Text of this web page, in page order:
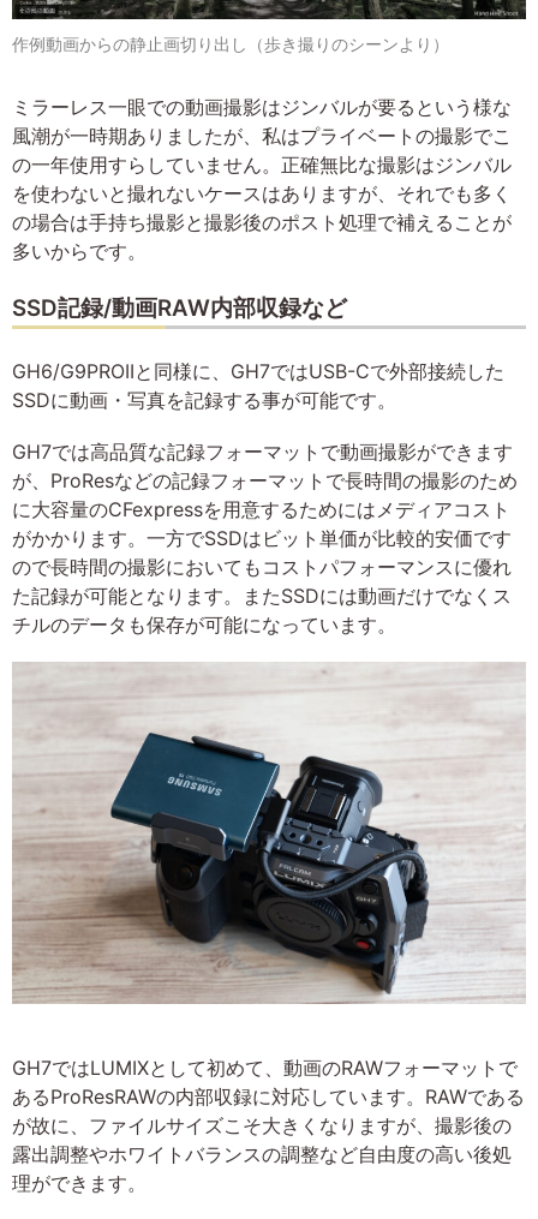
作例動画からの静止画切り出し（歩き撮りのシーンより）
ミラーレス一眼での動画撮影はジンバルが要るという様な
風潮が一時期ありましたが、私はプライベートの撮影でこ
の一年使用すらしていません。正確無比な撮影はジンバル
を使わないと撮れないケースはありますが、それでも多く
の場合は手持ち撮影と撮影後のポスト処理で補えることが
多いからです。
SSD記録/動画RAW内部収録など
GH6/G9PROIIと同様に、GH7ではUSB-Cで外部接続した
SSDに動画・写真を記録する事が可能です。
GH7では高品質な記録フォーマットで動画撮影ができます
が、ProResなどの記録フォーマットで長時間の撮影のため
に大容量のCFexpressを用意するためにはメディアコスト
がかかります。一方でSSDはビット単価が比較的安価です
ので長時間の撮影においてもコストパフォーマンスに優れ
た記録が可能となります。またSSDには動画だけでなくス
チルのデータも保存が可能になっています。
GH7ではLUMIXとして初めて、動画のRAWフォーマットで
あるProResRAWの内部収録に対応しています。RAWである
が故に、ファイルサイズこそ大きくなりますが、撮影後の
露出調整やホワイトバランスの調整など自由度の高い後処
理ができます。